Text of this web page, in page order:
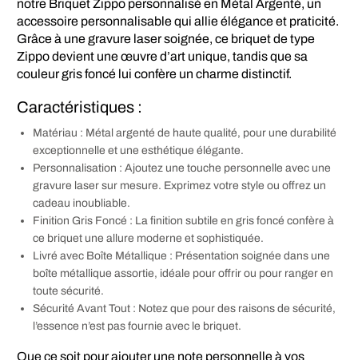
notre Briquet Zippo personnalisé en Métal Argenté, un
accessoire personnalisable qui allie élégance et praticité.
Grâce à une gravure laser soignée, ce briquet de type
Zippo devient une œuvre d’art unique, tandis que sa
couleur gris foncé lui confère un charme distinctif.
Caractéristiques :
Matériau : Métal argenté de haute qualité, pour une durabilité
exceptionnelle et une esthétique élégante.
Personnalisation : Ajoutez une touche personnelle avec une
gravure laser sur mesure. Exprimez votre style ou offrez un
cadeau inoubliable.
Finition Gris Foncé : La finition subtile en gris foncé confère à
ce briquet une allure moderne et sophistiquée.
Livré avec Boîte Métallique : Présentation soignée dans une
boîte métallique assortie, idéale pour offrir ou pour ranger en
toute sécurité.
Sécurité Avant Tout : Notez que pour des raisons de sécurité,
l’essence n’est pas fournie avec le briquet.
Que ce soit pour ajouter une note personnelle à vos